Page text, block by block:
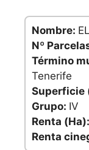
Nombre:
Nº
Término
Tenerife
Superficie
Grupo: IV
Renta (Ha):
Renta